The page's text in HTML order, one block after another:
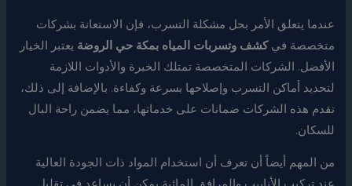
عندما يتعلق الأمر بحل مشكلة التسرب، فإن الاستعانة بشركات
متخصصة فيكشف وتسربات المياه بمكة حي الروضة يعتبر الخيار
الأفضل. الشركات المتخصصة تمتلك الخبرة والأدوات اللازمة
لتحديد أماكن التسرب وإصلاحها بسرعة وكفاءة. بالإضافة إلى ذلك،
تقدم هذه الشركات ضمانات على خدماتها، مما يضمن راحة البال
للسكان.
من المهم أيضاً أن تعرف أن استخدام المواد ذات الجودة العالية